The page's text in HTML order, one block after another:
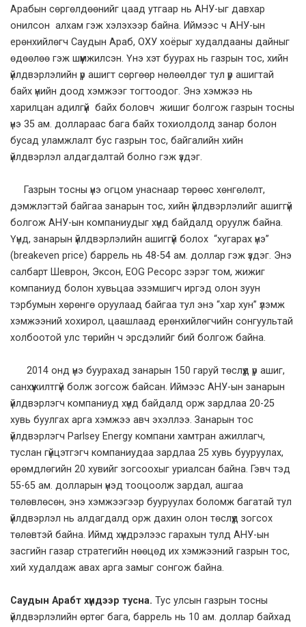
Арабын сөргөлдөөнийг цаад утгаар нь АНУ-ыг давхар
онилсон алхам гэж хэлэхээр байна. Иймээс ч АНУ-ын
ерөнхийлөгч Саудын Араб, ОХУ хоёрыг худалдааны дайныг
өдөөлөө гэж шүүмжилсэн. Үнэ хэт буурах нь газрын тос, хийн
үйлдвэрлэлийн үр ашигт сөргөөр нөлөөлдөг тул үр ашигтай
байх үнийн доод хэмжээг тогтоодог. Энэ хэмжээ нь
харилцан адилгүй байх боловч жишиг болгож газрын тосны
үнэ 35 ам. доллараас бага байх тохиолдолд занар болон
бусад уламжлалт бус газрын тос, байгалийн хийн
үйлдвэрлэл алдагдалтай болно гэж үздэг.
Газрын тосны үнэ огцом унаснаар төрөөс хөнгөлөлт,
дэмжлэгтэй байгаа занарын тос, хийн үйлдвэрлэлийг ашиггүй
болгож АНУ-ын компаниудыг хүнд байдалд оруулж байна.
Үүнд, занарын үйлдвэрлэлийн ашиггүй болох “хугарах үнэ”
(breakeven price) баррель нь 48-54 ам. доллар гэж үздэг. Энэ
салбарт Шеврон, Эксон, EOG Ресорс зэрэг том, жижиг
компаниуд болон хувьцаа эзэмшигч иргэд олон зуун
тэрбумын хөрөнгө оруулаад байгаа тул энэ “хар хун” үлэмж
хэмжээний хохирол, цаашлаад ерөнхийлөгчийн сонгуультай
холбоотой улс төрийн ч эрсдэлийг бий болгож байна.
2014 онд үнэ буурахад занарын 150 гаруй төслүүд үр ашиг,
санхүүжилтгүй болж зогсож байсан. Иймээс АНУ-ын занарын
үйлдвэрлэгч компаниуд хүнд байдалд орж зардлаа 20-25
хувь буулгах арга хэмжээ авч эхэллээ. Занарын тос
үйлдвэрлэгч Parlsey Energy компани хамтран ажиллагч,
туслан гүйцэтгэгч компаниудаа зардлаа 25 хувь бууруулах,
өрөмдлөгийн 20 хувийг зогсоохыг уриалсан байна. Гэвч тэд
55-65 ам. долларын үнэд тооцоолж зардал, ашгаа
төлөвлөсөн, энэ хэмжээгээр бууруулах боломж багатай тул
үйлдвэрлэл нь алдагдалд орж дахин олон төслүүд зогсох
төлөвтэй байна. Иймд хүндрэлээс гарахын тулд АНУ-ын
засгийн газар стратегийн нөөцөд их хэмжээний газрын тос,
хий худалдаж авах арга замыг сонгож байна.
Саудын Арабт хүндээр тусна. Тус улсын газрын тосны
үйлдвэрлэлийн өртөг бага, баррель нь 10 ам. доллар байхад